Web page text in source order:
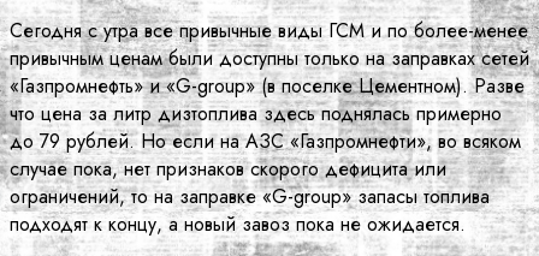
Сегодня с утра все привычные виды ГСМ и по более-менее
привычным ценам были доступны только на заправках сетей
«Газпромнефть» и «G-group» (в поселке Цементном). Разве
что цена за литр дизтоплива здесь поднялась примерно
до 79 рублей. Но если на АЗС «Газпромнефти», во всяком
случае пока, нет признаков скорого дефицита или
ограничений, то на заправке «G-group» запасы топлива
подходят к концу, а новый завоз пока не ожидается.